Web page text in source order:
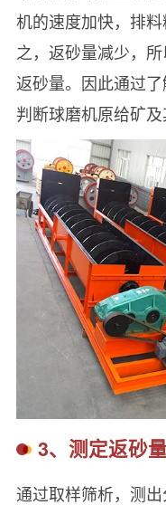
机的速度加快，排
之，返砂量减少，
返砂量。因此通过
判断球磨机原给矿及
3、测定返砂
通过取样筛析，测